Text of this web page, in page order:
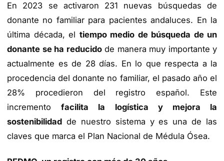
En 2023 se activaron 231 nuevas búsquedas de
donante no familiar para pacientes andaluces. En la
última década, el tiempo medio de búsqueda de un
donante se ha reducidode manera muy importante y
actualmente es de 28 días. En lo que respecta a la
procedencia del donante no familiar, el pasado año el
28% procedieron del registro español. Este
incrementofacilita la logística y mejora la
sostenibilidad de nuestro sistema y es una de las
claves que marca el Plan Nacional de Médula Ósea.